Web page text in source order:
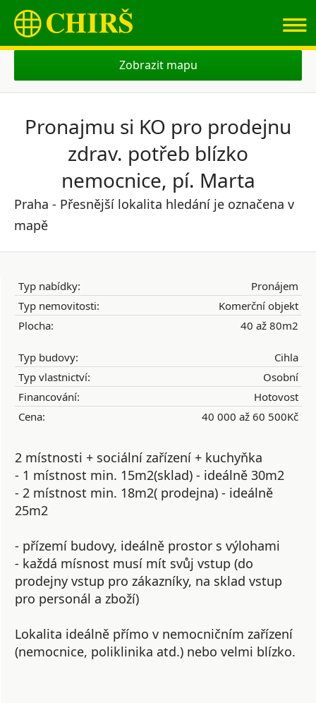
≡
Zobrazit mapu
Pronajmu si KO pro prodejnu
zdrav. potřeb blízko
nemocnice, pí. Marta
Praha - Přesnější lokalita hledání je označena v
mapě
Typ nabídky:
Pronájem
Typ nemovitosti:
Komerční objekt
Plocha:
40 až 80m2
Typ budovy:
Cihla
Typ vlastnictví:
Osobní
Financování:
Hotovost
Cena:
40 000 až 60 500Kč
2 místnosti + sociální zařízení + kuchyňka
- 1 místnost min. 15m2(sklad) - ideálně 30m2
- 2 místnost min. 18m2( prodejna) - ideálně
25m2
- přízemí budovy, ideálně prostor s výlohami
- každá mísnost musí mít svůj vstup (do
prodejny vstup pro zákazníky, na sklad vstup
pro personál a zboží)
Lokalita ideálně přímo v nemocničním zařízení
(nemocnice, poliklinika atd.) nebo velmi blízko.